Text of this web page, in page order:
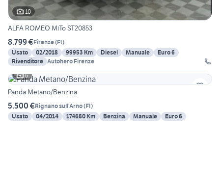
10
ALFA ROMEO MiTo ST20853
8.799 €Firenze(FI)
Usato
02/2018 99953 Km Diesel Manuale
Euro 6
Rivenditore Autohero Firenze
6
Panda Metano/Benzina
5.500 €Rignano sull'Arno(FI)
Usato
04/2014 174680 Km Benzina Manuale Euro 6